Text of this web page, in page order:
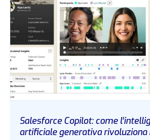
Salesforce Copilot: come
artificiale generativa rivoluziona